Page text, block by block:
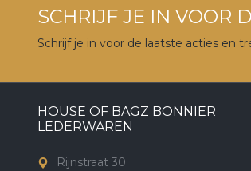
SCHRIJF JE IN VOOR
Schrijf je in voor de laatste acties en
HOUSE OF BAGZ BONNIER
LEDERWAREN
Rijnstraat 30